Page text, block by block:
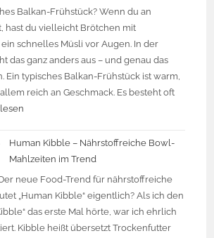
Balkan-Frühstück? Wenn du an
hast du vielleicht Brötchen mit
schnelles Müsli vor Augen. In der
das ganz anders aus – und genau das
Ein typisches Balkan-Frühstück ist warm,
reich an Geschmack. Es besteht oft
Human Kibble – Nährstoffreiche Bowl-
Mahlzeiten im Trend
neue Food-Trend für nährstoffreiche
„Human Kibble“ eigentlich? Als ich den
das erste Mal hörte, war ich ehrlich
Kibble heißt übersetzt Trockenfutter